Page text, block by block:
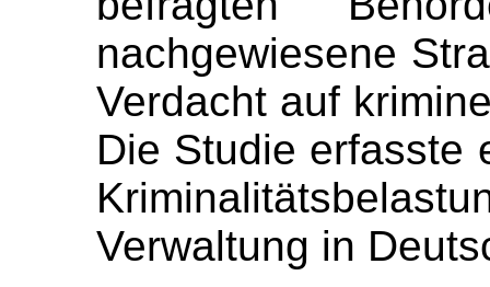
nachgewiesene
Verdacht auf
Die Studie erfasste
Verwaltung in